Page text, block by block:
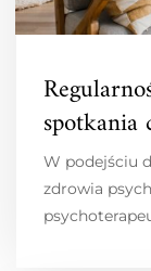
spotkania
W podejściu
zdrowia